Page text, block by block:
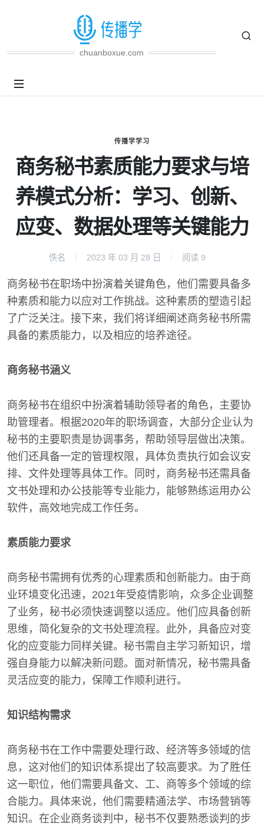
chuanboxue.com
传播学学习
商务秘书素质能力要求与培
养模式分析：学习、创新、
应变、数据处理等关键能力
佚名 2023 年 03 月 28 日 阅读 9
商务秘书在职场中扮演着关键角色，他们需要具备多
种素质和能力以应对工作挑战。这种素质的塑造引起
了广泛关注。接下来，我们将详细阐述商务秘书所需
具备的素质能力，以及相应的培养途径。
商务秘书涵义
商务秘书在组织中扮演着辅助领导者的角色，主要协
助管理者。根据2020年的职场调查，大部分企业认为
秘书的主要职责是协调事务，帮助领导层做出决策。
他们还具备一定的管理权限，具体负责执行如会议安
排、文件处理等具体工作。同时，商务秘书还需具备
文书处理和办公技能等专业能力，能够熟练运用办公
软件，高效地完成工作任务。
素质能力要求
商务秘书需拥有优秀的心理素质和创新能力。由于商
业环境变化迅速，2021年受疫情影响，众多企业调整
了业务，秘书必须快速调整以适应。他们应具备创新
思维，简化复杂的文书处理流程。此外，具备应对变
化的应变能力同样关键。秘书需自主学习新知识，增
强自身能力以解决新问题。面对新情况，秘书需具备
灵活应变的能力，保障工作顺利进行。
知识结构需求
商务秘书在工作中需要处理行政、经济等多领域的信
息，这对他们的知识体系提出了较高要求。为了胜任
这一职位，他们需要具备文、工、商等多个领域的综
合能力。具体来说，他们需要精通法学、市场营销等
知识。在企业商务谈判中，秘书不仅要熟悉谈判的步